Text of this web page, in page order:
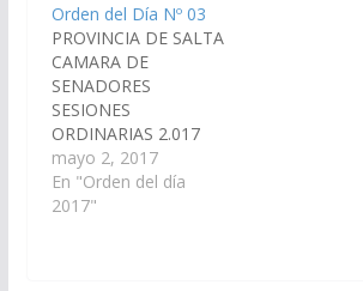
municipio de La
Caldera. (Expte. Nº 90-
26.141./17 – A la
Comisión de Salud
Pública y Seguridad…
Orden del Día Nº 03
PROVINCIA DE SALTA
CAMARA DE
SENADORES
SESIONES
ORDINARIAS 2.017
ORDEN DEL DIA Nº 03
(Dictámenes de
Comisiones ingresados
mayo 2, 2017
En "Orden del día
2017"